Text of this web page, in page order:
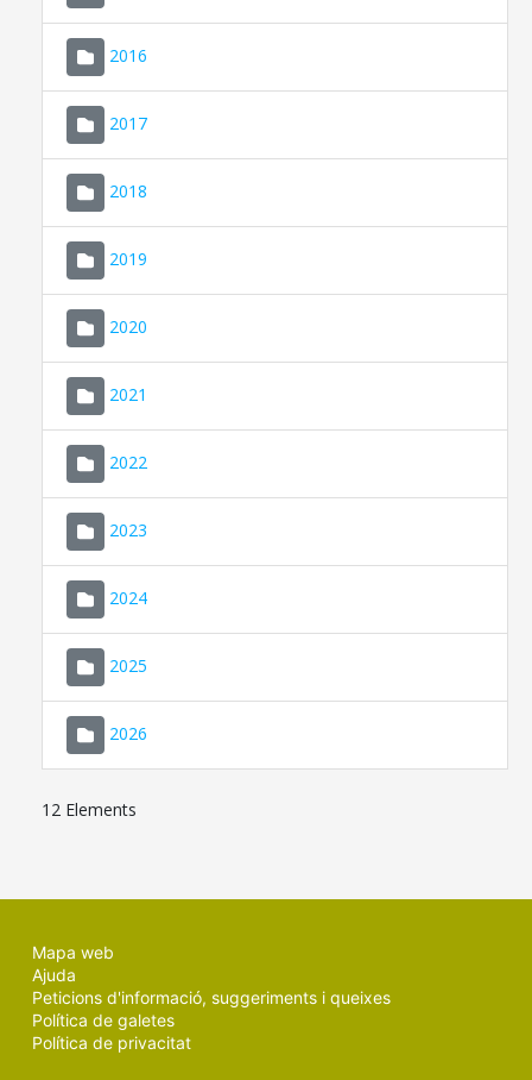
2016
2017
2018
2019
2020
2021
2022
2023
2024
2025
2026
12 Elements
Mapa web
Ajuda
Peticions d'informació, suggeriments i queixes
Política de galetes
Política de privacitat